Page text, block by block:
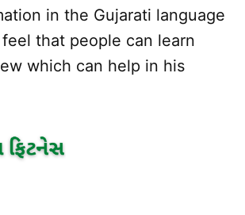
in the Gujarati language
that people can learn
which can help in his